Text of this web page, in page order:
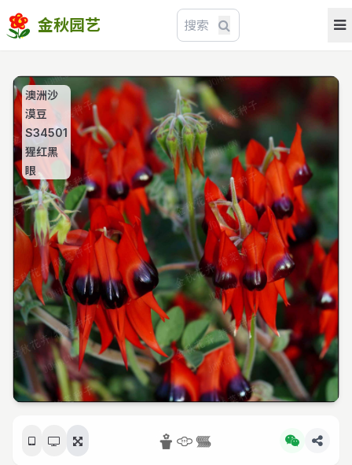
金秋园艺
澳洲沙
漠豆
S34501
猩红黑
眼